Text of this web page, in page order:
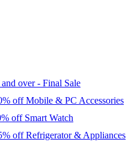
over - Final Sale
off Mobile & PC Accessories
off Smart Watch
off Refrigerator & Appliances